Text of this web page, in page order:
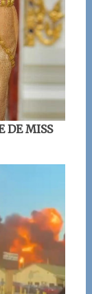
DE MISS